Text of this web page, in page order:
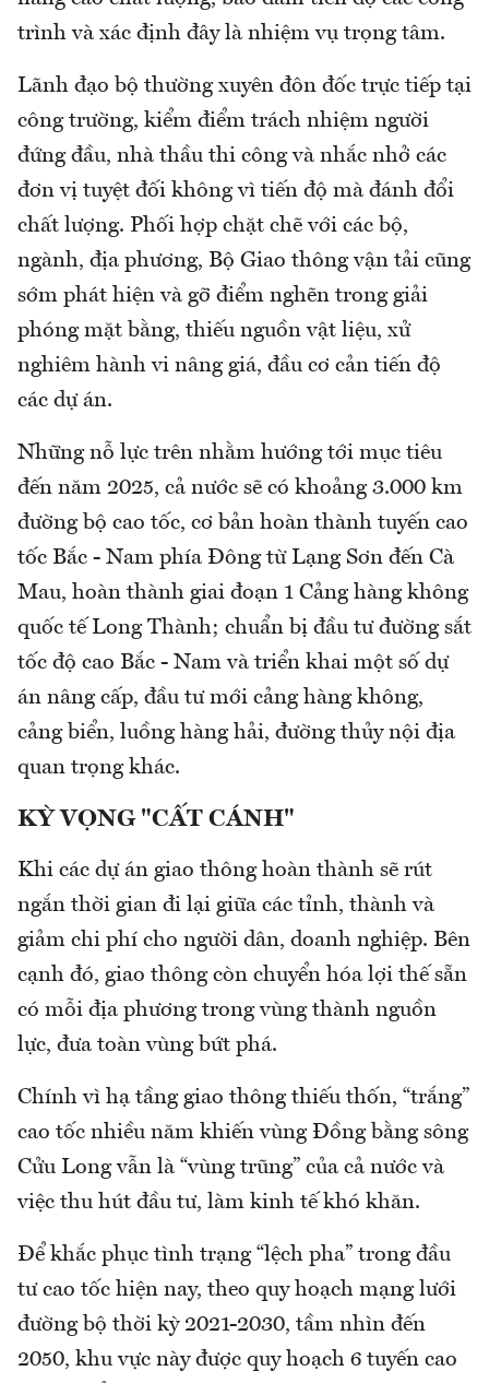
trình và xác định đây là nhiệm vụ trọng tâm.
Lãnh đạo bộ thường xuyên đôn đốc trực tiếp tại
công trường, kiểm điểm trách nhiệm người
đứng đầu, nhà thầu thi công và nhắc nhở các
đơn vị tuyệt đối không vì tiến độ mà đánh đổi
chất lượng. Phối hợp chặt chẽ với các bộ,
ngành, địa phương, Bộ Giao thông vận tải cũng
sớm phát hiện và gỡ điểm nghẽn trong giải
phóng mặt bằng, thiếu nguồn vật liệu, xử
nghiêm hành vi nâng giá, đầu cơ cản tiến độ
các dự án.
Những nỗ lực trên nhằm hướng tới mục tiêu
đến năm 2025, cả nước sẽ có khoảng 3.000 km
đường bộ cao tốc, cơ bản hoàn thành tuyến cao
tốc Bắc - Nam phía Đông từ Lạng Sơn đến Cà
Mau, hoàn thành giai đoạn 1 Cảng hàng không
quốc tế Long Thành; chuẩn bị đầu tư đường sắt
tốc độ cao Bắc - Nam và triển khai một số dự
án nâng cấp, đầu tư mới cảng hàng không,
cảng biển, luồng hàng hải, đường thủy nội địa
quan trọng khác.
KỲ VỌNG "CẤT CÁNH"
Khi các dự án giao thông hoàn thành sẽ rút
ngắn thời gian đi lại giữa các tỉnh, thành và
giảm chi phí cho người dân, doanh nghiệp. Bên
cạnh đó, giao thông còn chuyển hóa lợi thế sẵn
có mỗi địa phương trong vùng thành nguồn
lực, đưa toàn vùng bứt phá.
Chính vì hạ tầng giao thông thiếu thốn, “trắng”
cao tốc nhiều năm khiến vùng Đồng bằng sông
Cửu Long vẫn là “vùng trũng” của cả nước và
việc thu hút đầu tư, làm kinh tế khó khăn.
Để khắc phục tình trạng “lệch pha” trong đầu
tư cao tốc hiện nay, theo quy hoạch mạng lưới
đường bộ thời kỳ 2021-2030, tầm nhìn đến
2050, khu vực này được quy hoạch 6 tuyến cao